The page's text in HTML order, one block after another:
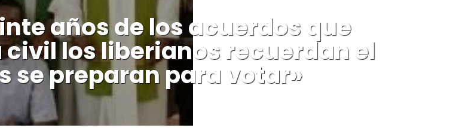
años de los acuerdos que
los liberianos recuerdan el
se preparan para votar»